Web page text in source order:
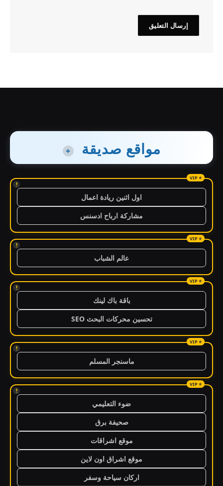
مواقع صديقة +
!
اول اثنين ريادة اعمال
مشاركة ارباح ادسنس
!
عالم الشباب
!
باقة باك لينك
تحسين محركات البحث SEO
!
ماسنجر المسلم
!
ضوء التعليمي
صحيفة برق
موقع اشراقات
موقع اشراق اون لاين
اركان سياحة وسفر